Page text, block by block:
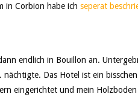
in Corbion habe ich seperat
endlich in Bouillon an.
Das Hotel ist ein
eingerichtet und mein